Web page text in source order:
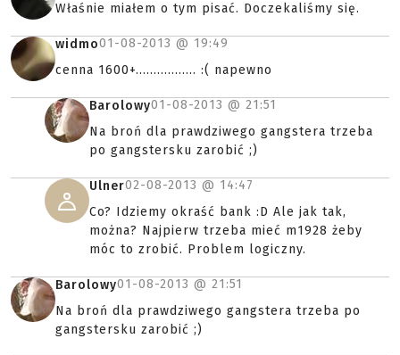
Właśnie miałem o tym pisać. Doczekaliśmy się.
widmo01-08-2013 @ 19:49
cenna 1600+................. :( napewno
Barolowy01-08-2013 @ 21:51
Na broń dla prawdziwego gangstera trzeba
po gangstersku zarobić ;)
Ulner02-08-2013 @ 14:47
Co? Idziemy okraść bank :D Ale jak tak,
można? Najpierw trzeba mieć m1928 żeby
móc to zrobić. Problem logiczny.
Barolowy01-08-2013 @ 21:51
Na broń dla prawdziwego gangstera trzeba po
gangstersku zarobić ;)